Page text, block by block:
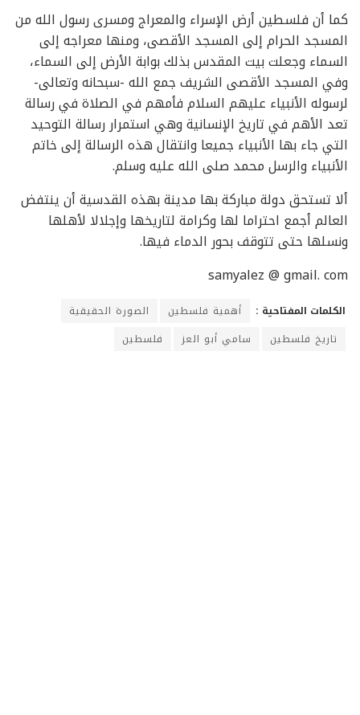
كما أن فلسطين أرض الإسراء والمعراج ومسرى رسول الله من
المسجد الحرام إلى المسجد الأقصى، ومنها معراجه إلى
السماء وجعلت بيت المقدس بذلك بوابة الأرض إلى السماء،
وفي المسجد الأقصى الشريف جمع الله -سبحانه وتعالى-
لرسوله الأنبياء عليهم السلام فأمهم في الصلاة في رسالة
تعد الأهم في تاريخ الإنسانية وهي استمرار رسالة التوحيد
التي جاء بها الأنبياء جميعا وانتقال هذه الرسالة إلى خاتم
الأنبياء والرسل محمد صلى الله عليه وسلم.
ألا تستحق دولة مباركة بها مدينة بهذه القدسية أن ينتفض
العالم أجمع احتراما لها وكرامة لتاريخها وإجلالا لأهلها
ونسلها حتى تتوقف بحور الدماء فيها.
samyalez @ gmail. com
الكلمات المفتاحية : أهمية فلسطين
الصورة الحقيقية
تاريخ فلسطين
سامي أبو العز فلسطين